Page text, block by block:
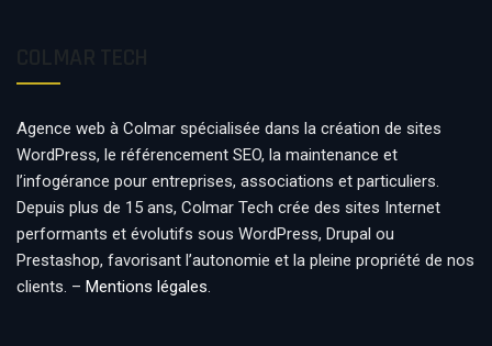
Agence web à Colmar spécialisée dans la création de sites
WordPress, le référencement SEO, la maintenance et
l’infogérance pour entreprises, associations et particuliers.
Depuis plus de 15 ans, Colmar Tech crée des sites Internet
performants et évolutifs sous WordPress, Drupal ou
Prestashop, favorisant l’autonomie et la pleine propriété de nos
clients. – Mentions légales.